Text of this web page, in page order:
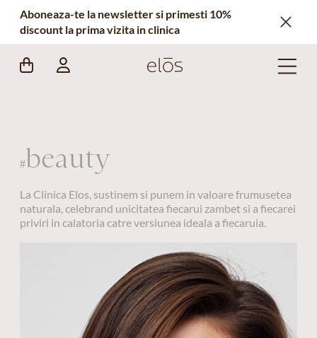
Aboneaza-te la newsletter si primesti 10%
discount la prima vizita in clinica
#beauty
La Clinica Elos, sustinem si punem in valoare frumusetea
naturala, celebrand unicitatea fiecarui zambet si a fiecarei
priviri in calatoria catre versiunea ideala a fiecaruia.